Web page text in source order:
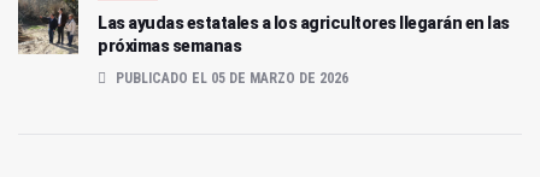
Las ayudas estatales a los agricultores llegarán en las
próximas semanas
PUBLICADO EL 05 DE MARZO DE 2026